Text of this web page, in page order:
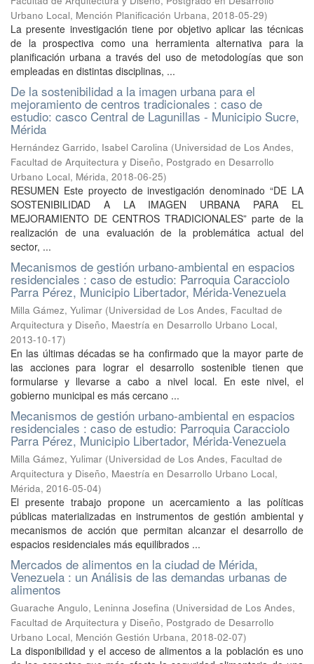
Urbano Local, Mención Planificación Urbana, 2018-05-29)
La presente investigación tiene por objetivo aplicar las técnicas
de la prospectiva como una herramienta alternativa para la
planificación urbana a través del uso de metodologías que son
empleadas en distintas disciplinas, ...
De la sostenibilidad a la imagen urbana para el
mejoramiento de centros tradicionales : caso de
estudio: casco Central de Lagunillas - Municipio Sucre,
Mérida
Hernández Garrido, Isabel Carolina (Universidad de Los Andes,
Facultad de Arquitectura y Diseño, Postgrado en Desarrollo
Urbano Local, Mérida, 2018-06-25)
RESUMEN Este proyecto de investigación denominado “DE LA
SOSTENIBILIDAD A LA IMAGEN URBANA PARA EL
MEJORAMIENTO DE CENTROS TRADICIONALES” parte de la
realización de una evaluación de la problemática actual del
sector, ...
Mecanismos de gestión urbano-ambiental en espacios
residenciales : caso de estudio: Parroquia Caracciolo
Parra Pérez, Municipio Libertador, Mérida-Venezuela
Milla Gámez, Yulimar (Universidad de Los Andes, Facultad de
Arquitectura y Diseño, Maestría en Desarrollo Urbano Local,
2013-10-17)
En las últimas décadas se ha confirmado que la mayor parte de
las acciones para lograr el desarrollo sostenible tienen que
formularse y llevarse a cabo a nivel local. En este nivel, el
gobierno municipal es más cercano ...
Mecanismos de gestión urbano-ambiental en espacios
residenciales : caso de estudio: Parroquia Caracciolo
Parra Pérez, Municipio Libertador, Mérida-Venezuela
Milla Gámez, Yulimar (Universidad de Los Andes, Facultad de
Arquitectura y Diseño, Maestría en Desarrollo Urbano Local,
Mérida, 2016-05-04)
El presente trabajo propone un acercamiento a las políticas
públicas materializadas en instrumentos de gestión ambiental y
mecanismos de acción que permitan alcanzar el desarrollo de
espacios residenciales más equilibrados ...
Mercados de alimentos en la ciudad de Mérida,
Venezuela : un Análisis de las demandas urbanas de
alimentos
Guarache Angulo, Leninna Josefina (Universidad de Los Andes,
Facultad de Arquitectura y Diseño, Postgrado de Desarrollo
Urbano Local, Mención Gestión Urbana, 2018-02-07)
La disponibilidad y el acceso de alimentos a la población es uno